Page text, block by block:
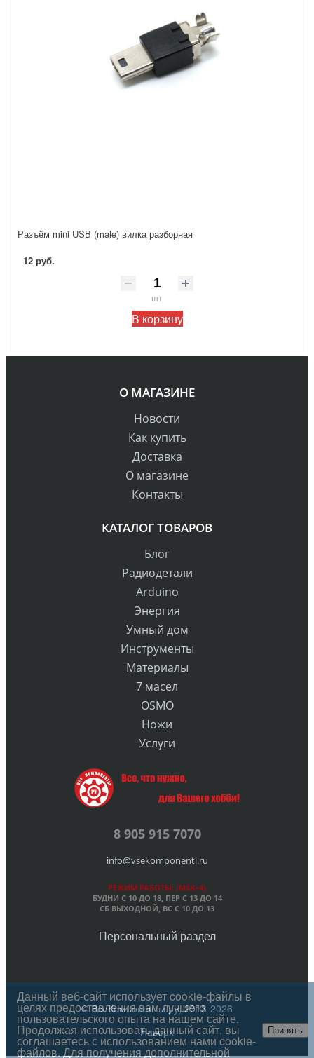
Разъём mini USB (male) вилка разборная
12 руб.
шт
В корзину
О МАГАЗИНЕ
Новости
Как купить
Доставка
О магазине
Контакты
КАТАЛОГ ТОВАРОВ
Блог
Радиодетали
Arduino
Энергия
Умный дом
Инструменты
Материалы
7 масел
OSMO
Ножи
Услуги
8 905 915 7070
info@vsekomponenti.ru
РЕЖИМ РАБОТЫ: (MSK+4)
БУДНИ С 10 ДО 18, ПЕРС 13 ДО 14
СБ ВЫХОДНОЙ, ВС С 10 ДО 13
Персональный раздел
© ВсеКомпоненты.ру, 2013-2026
Наверх
Данный веб-сайт использует cookie-файлы в
целях предоставления вам лучшего
пользовательского опыта на нашем сайте.
Продолжая использовать данный сайт, вы
соглашаетесь с использованием нами cookie-
файлов. Для получения дополнительной
Принять